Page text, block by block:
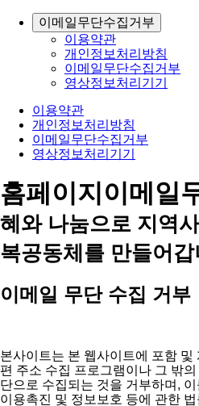
이메일무단수집거부
이용약관
개인정보처리방침
이메일무단수집거부
영상정보처리기기
이용약관
개인정보처리방침
이메일무단수집거부
영상정보처리기기
홈페이지이메일
혜와 나눔으로 지역
복공동체를 만들어갑
이메일 무단 수집 거부
본사이트는 본 웹사이트에 포함
편 주소 수집 프로그램이나 그 밖
단으로 수집되는 것을 거부하며,
이용촉진 및 정보보호 등에 관한